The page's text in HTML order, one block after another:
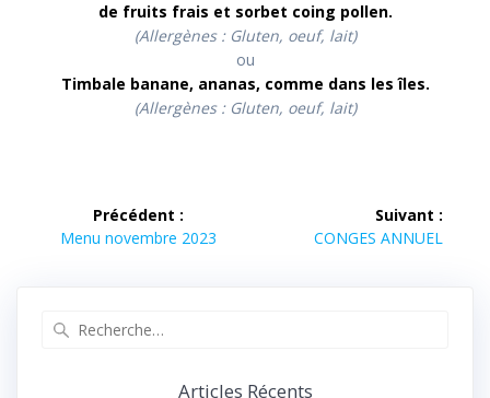
de fruits frais et sorbet coing pollen.
(Allergènes : Gluten, oeuf, lait)
ou
Timbale banane, ananas, comme dans les îles.
(Allergènes : Gluten, oeuf, lait)
Navigation
Précédent :
Article
Menu novembre 2023
Suivant :
Article
CONGES ANNUEL
Articles Récents